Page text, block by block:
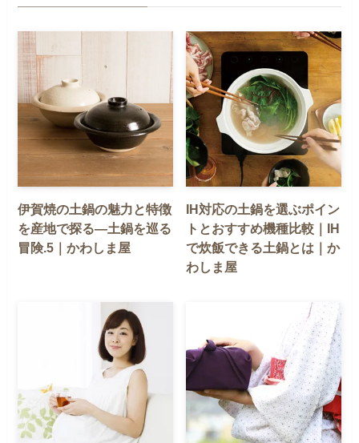
伊賀焼の土鍋の魅力と特徴
を産地で探る—土鍋を巡る
冒険.5｜かわしま屋
IH対応の土鍋を選ぶポイン
トとおすすめ機種比較｜IH
で炊飯できる土鍋とは｜か
わしま屋